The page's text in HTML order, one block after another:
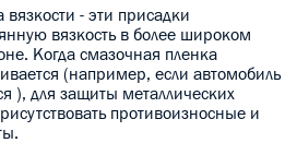
- эти присадки
вязкость в более широком
Когда смазочная пленка
(например, если автомобиль
), для защиты металлических
противоизносные и